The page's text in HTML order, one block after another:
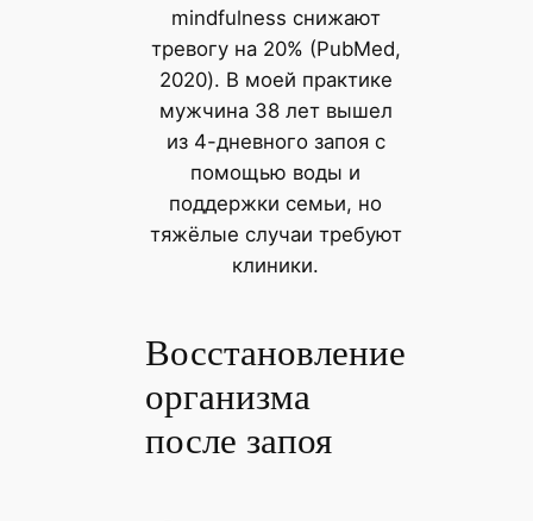
mindfulness снижают
тревогу на 20% (PubMed,
2020). В моей практике
мужчина 38 лет вышел
из 4-дневного запоя с
помощью воды и
поддержки семьи, но
тяжёлые случаи требуют
клиники.
Восстановление
организма
после запоя